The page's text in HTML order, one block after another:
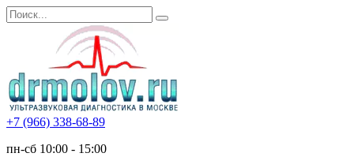
Перейти
к
содержанию
Search
for:
+7 (966) 338-68-89
пн-сб 10:00 - 15:00